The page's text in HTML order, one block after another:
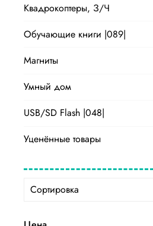
Квадрокоптеры, З/Ч
Обучающие книги |089|
Магниты
Умный дом
USB/SD Flash |048|
Уценённые товары